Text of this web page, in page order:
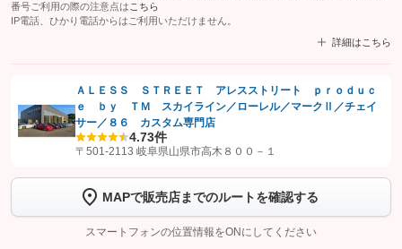
番号ご利用の際の注意点は こちら
IP電話、ひかり電話からはご利用いただけません。
詳細はこちら
【STEP1】認証画面でグーネットを友だち追加してから「許可する」ボタンを押
します
完了してください。
こちら
ＡＬＥＳＳ ＳＴＲＥＥＴ アレスストリート ｐｒｏｄｕｃ
ｅ ｂｙ ＴＭ スカイライン／ローレル／マークⅡ／チェイ
サー／８６ カスタム専門店
4.73件
〒501-2113 岐阜県山県市高木８００－１
MAPで販売店までのルートを確認する
スマートフォンの位置情報をONにしてください